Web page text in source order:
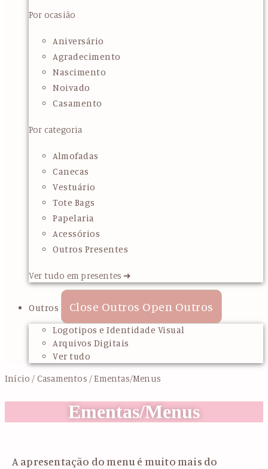
Por ocasião
Aniversário
Agradecimento
Nascimento
Noivado
Casamento
Por categoria
Almofadas
Canecas
Vestuário
Tote Bags
Papelaria
Acessórios
Outros Presentes
Ver tudo em presentes ➜
Outros Close Outros Open Outros
Logotipos e Identidade Visual
Arquivos Digitais
Ver tudo
Início / Casamentos / Ementas/Menus
Ementas/Menus
A apresentação do menu é muito mais do